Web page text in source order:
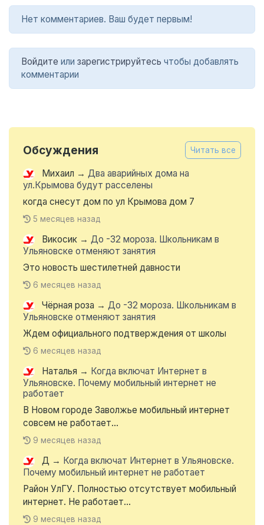
Нет комментариев. Ваш будет первым!
Войдите или зарегистрируйтесь чтобы добавлять
комментарии
Обсуждения Читать все
Михаил → Два аварийных дома на
ул.Крымова будут расселены
когда снесут дом по ул Крымова дом 7
5 месяцев назад
Викосик → До -32 мороза. Школьникам в
Ульяновске отменяют занятия
Это новость шестилетней давности
6 месяцев назад
Чёрная роза → До -32 мороза. Школьникам в
Ульяновске отменяют занятия
Ждем официального подтверждения от школы
6 месяцев назад
Наталья → Когда включат Интернет в
Ульяновске. Почему мобильный интернет не
работает
В Новом городе Заволжье мобильный интернет
совсем не работает...
9 месяцев назад
Д → Когда включат Интернет в Ульяновске.
Почему мобильный интернет не работает
Район УлГУ. Полностью отсутствует мобильный
интернет. Не работает...
9 месяцев назад